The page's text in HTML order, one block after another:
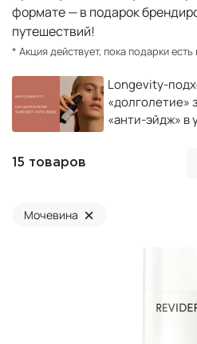
формате — в подарок
путешествий!
* Акция действует, пока подарки есть
Longevity-
«долголетие»
«анти-эйдж» в
15 товаров
Мочевина ×